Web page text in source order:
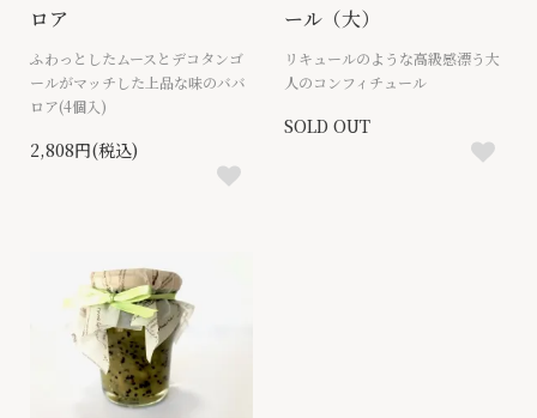
ロア
ふわっとしたムースとデコタンゴ
ールがマッチした上品な味のババ
ロア(4個入)
2,808円(税込)
ール（大）
リキュールのような高級感漂う大
人のコンフィチュール
SOLD OUT